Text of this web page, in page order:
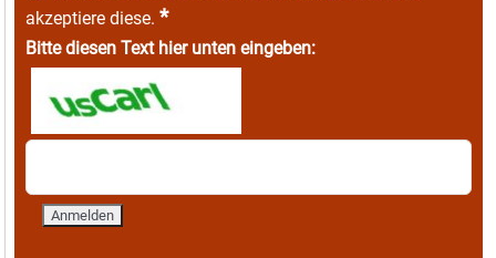
akzeptiere diese. *
Bitte diesen Text hier unten eingeben: